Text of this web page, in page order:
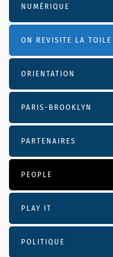
NUMÉRIQUE
ON REVISITE LA
ORIENTATION
PARIS-BROOKLYN
PARTENAIRES
PEOPLE
PLAY IT
POLITIQUE